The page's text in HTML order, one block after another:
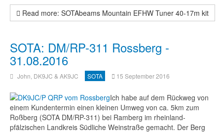
Read more: SOTAbeams Mountain EFHW Tuner 40-17m kit
SOTA: DM/RP-311 Rossberg -
31.08.2016
John, DK9JC & AK9JC SOTA 15 September 2016
Ich habe auf dem Rückweg von
einem Kundentermin einen kleinen Umweg von ca. 5km zum
Roßberg (SOTA DM/RP-311) bei Ramberg im rheinland-
pfälzischen Landkreis Südliche Weinstraße gemacht. Der Berg